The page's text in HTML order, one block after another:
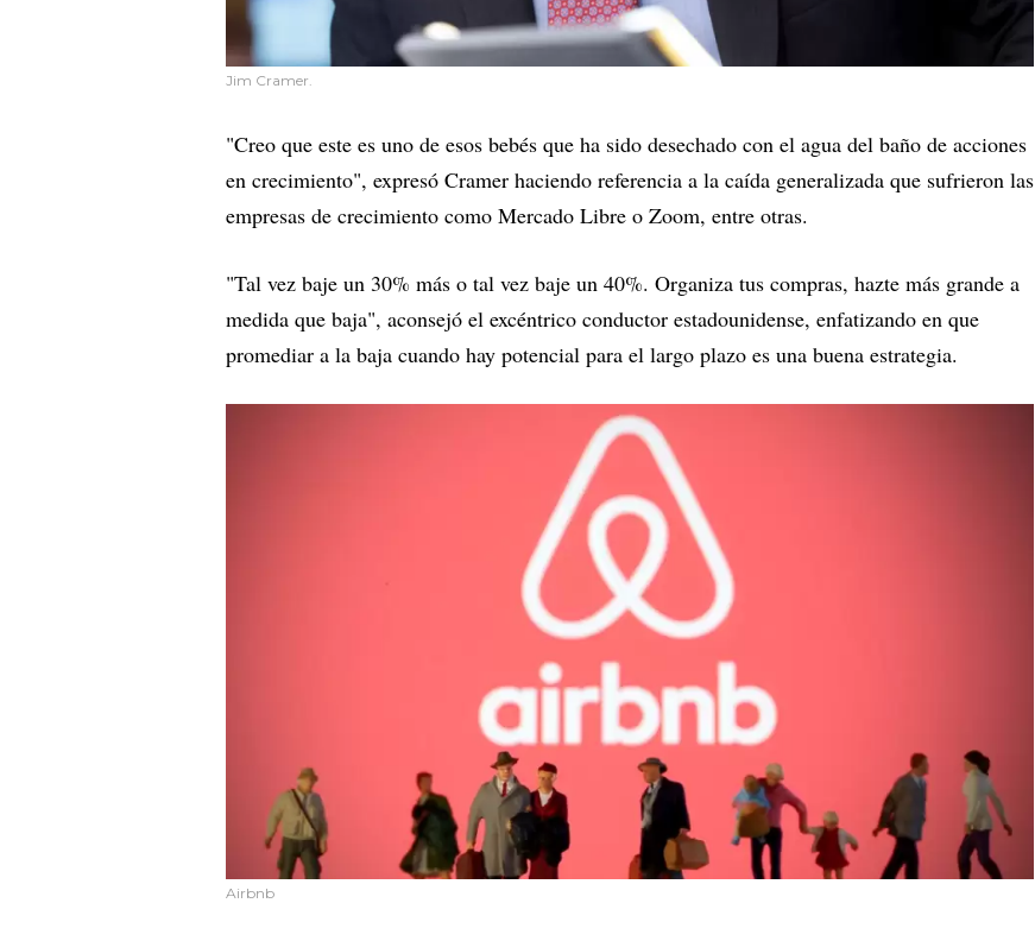
Jim Cramer.
"Creo que este es uno de esos bebés que ha sido desechado con el agua del baño de acciones
en crecimiento", expresó Cramer haciendo referencia a la caída generalizada que sufrieron las
empresas de crecimiento como Mercado Libre o Zoom, entre otras.
"Tal vez baje un 30% más o tal vez baje un 40%. Organiza tus compras, hazte más grande a
medida que baja", aconsejó el excéntrico conductor estadounidense, enfatizando en que
promediar a la baja cuando hay potencial para el largo plazo es una buena estrategia.
Airbnb